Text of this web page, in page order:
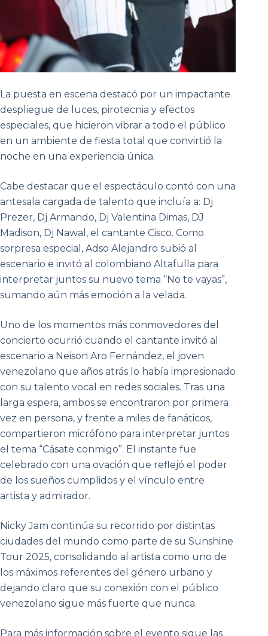
La puesta en escena destacó por un impactante
despliegue de luces, pirotecnia y efectos
especiales, que hicieron vibrar a todo el público
en un ambiente de fiesta total que convirtió la
noche en una experiencia única.
Cabe destacar que el espectáculo contó con una
antesala cargada de talento que incluía a: Dj
Prezer, Dj Armando, Dj Valentina Dimas, DJ
Madison, Dj Nawal, el cantante Cisco. Como
sorpresa especial, Adso Alejandro subió al
escenario e invitó al colombiano Altafulla para
interpretar juntos su nuevo tema “No te vayas”,
sumando aún más emoción a la velada.
Uno de los momentos más conmovedores del
concierto ocurrió cuando el cantante invitó al
escenario a Neison Aro Fernández, el joven
venezolano que años atrás lo había impresionado
con su talento vocal en redes sociales. Tras una
larga espera, ambos se encontraron por primera
vez en persona, y frente a miles de fanáticos,
compartieron micrófono para interpretar juntos
el tema “Cásate conmigo”. El instante fue
celebrado con una ovación que reflejó el poder
de los sueños cumplidos y el vínculo entre
artista y admirador.
Nicky Jam continúa su recorrido por distintas
ciudades del mundo como parte de su Sunshine
Tour 2025, consolidando al artista como uno de
los máximos referentes del género urbano y
dejando claro que su conexión con el público
venezolano sigue más fuerte que nunca.
Para más información sobre el evento sigue las